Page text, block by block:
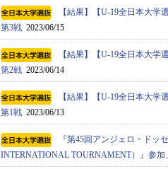
【結果】【U-19全日本大
第3戦 2023/06/15
【結果】【U-19全日本大
第2戦 2023/06/14
【結果】【U-19全日本大
第1戦 2023/06/13
『第45回アンジェロ・ドッ
INTERNATIONAL TOURNAMENT）』参